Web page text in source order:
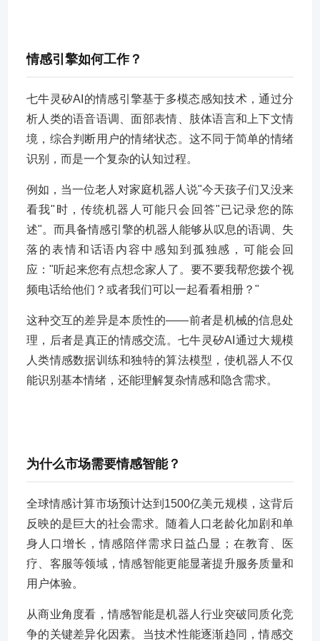
情感引擎如何工作？
七牛灵矽AI的情感引擎基于多模态感知技术，通过分
析人类的语音语调、面部表情、肢体语言和上下文情
境，综合判断用户的情绪状态。这不同于简单的情绪
识别，而是一个复杂的认知过程。
例如，当一位老人对家庭机器人说"今天孩子们又没来
看我"时，传统机器人可能只会回答"已记录您的陈
述"。而具备情感引擎的机器人能够从叹息的语调、失
落的表情和话语内容中感知到孤独感，可能会回
应："听起来您有点想念家人了。要不要我帮您拨个视
频电话给他们？或者我们可以一起看看相册？"
这种交互的差异是本质性的——前者是机械的信息处
理，后者是真正的情感交流。七牛灵矽AI通过大规模
人类情感数据训练和独特的算法模型，使机器人不仅
能识别基本情绪，还能理解复杂情感和隐含需求。
为什么市场需要情感智能？
全球情感计算市场预计达到1500亿美元规模，这背后
反映的是巨大的社会需求。随着人口老龄化加剧和单
身人口增长，情感陪伴需求日益凸显；在教育、医
疗、客服等领域，情感智能更能显著提升服务质量和
用户体验。
从商业角度看，情感智能是机器人行业突破同质化竞
争的关键差异化因素。当技术性能逐渐趋同，情感交